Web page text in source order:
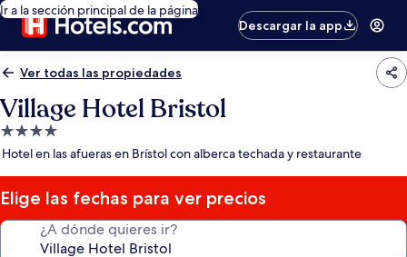
Ir a la sección principal de la página
Descargar la app
Ver todas las propiedades
Village Hotel Bristol
Propiedad
de
estrellas
Hotel en las afueras en Brístol con alberca techada y restaurante
Elige las fechas para ver precios
¿A dónde quieres ir?